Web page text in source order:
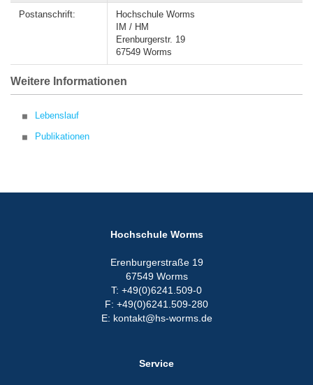
Postanschrift:
Hochschule Worms
IM / HM
Erenburgerstr. 19
67549 Worms
Weitere Informationen
Lebenslauf
Publikationen
Hochschule Worms
Erenburgerstraße 19
67549 Worms
T: +49(0)6241.509-0
F: +49(0)6241.509-280
E: kontakt@hs-worms.de
Service